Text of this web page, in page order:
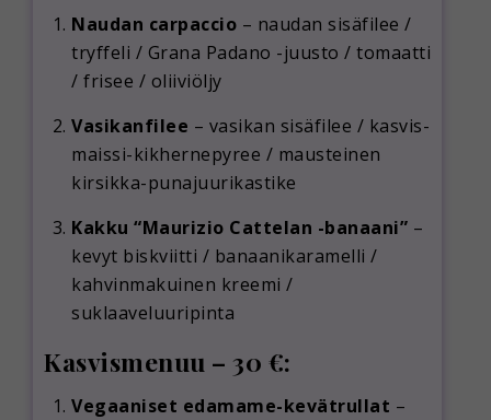
Naudan carpaccio – naudan sisäfilee /
tryffeli / Grana Padano -juusto / tomaatti
/ frisee / oliiviöljy
Vasikanfilee – vasikan sisäfilee / kasvis-
maissi-kikhernepyree / mausteinen
kirsikka-punajuurikastike
Kakku “Maurizio Cattelan -banaani” –
kevyt biskviitti / banaanikaramelli /
kahvinmakuinen kreemi /
suklaaveluuripinta
Kasvismenuu – 30 €:
Vegaaniset edamame-kevätrullat –